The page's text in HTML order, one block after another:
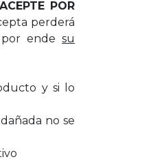
POR
perderá
endesu
y si lo
no se